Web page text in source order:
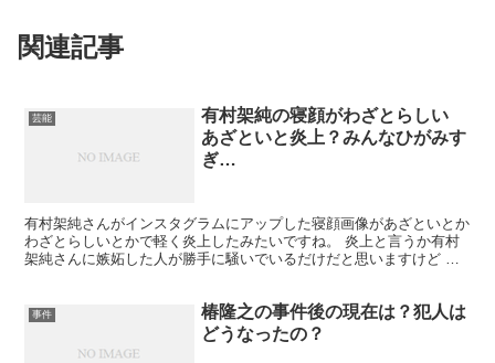
関連記事
芸能
有村架純の寝顔がわざとらしい
あざといと炎上？みんなひがみす
ぎ…
有村架純さんがインスタグラムにアップした寝顔画像があざといとか
わざとらしいとかで軽く炎上したみたいですね。 炎上と言うか有村
架純さんに嫉妬した人が勝手に騒いでいるだけだと思いますけど 狙
事件
椿隆之の事件後の現在は？犯人は
どうなったの？